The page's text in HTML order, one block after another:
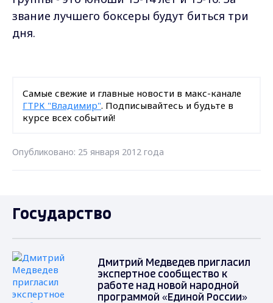
звание лучшего боксеры будут биться три
дня.
Самые свежие и главные новости в макс-канале
ГТРК "Владимир". Подписывайтесь и будьте в
курсе всех событий!
Опубликовано: 25 января 2012 года
Государство
Дмитрий Медведев пригласил
экспертное сообщество к
работе над новой народной
программой «Единой России»